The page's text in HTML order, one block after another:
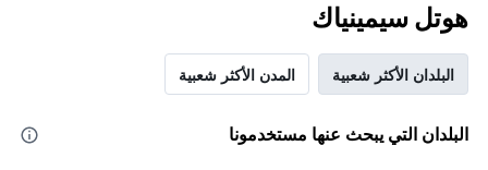
هوتل سيمينياك
البلدان الأكثر شعبية المدن الأكثر شعبية
البلدان التي يبحث عنها مستخدمونا